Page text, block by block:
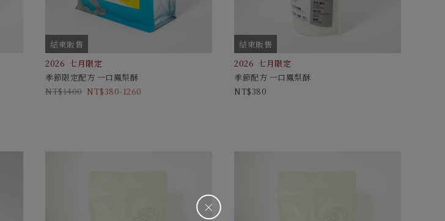
＋
結束販售
2026 七月限定
季節限定配方 一口鳳梨酥
1400
380-1260
結束販售
2026 七月限定
季節配方 一口鳳梨酥
380